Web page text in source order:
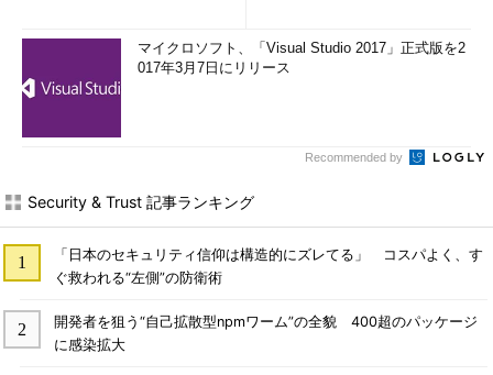
マイクロソフト、「Visual Studio 2017」正式版を2
017年3月7日にリリース
Recommended by
Security & Trust 記事ランキング
「日本のセキュリティ信仰は構造的にズレてる」 コスパよく、す
ぐ救われる“左側”の防衛術
開発者を狙う“自己拡散型npmワーム”の全貌 400超のパッケージ
に感染拡大